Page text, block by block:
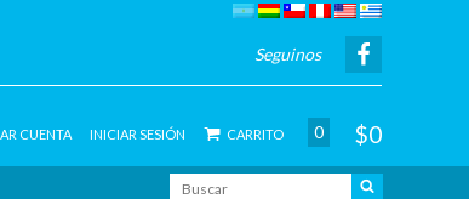
Seguinos
CUENTA INICIAR SESIÓN CARRITO 0 $0